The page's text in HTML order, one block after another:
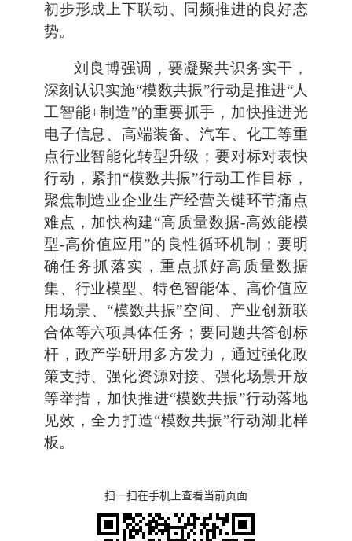
初步形成上下联动、同频推进的良好态
势。
刘良博强调，要凝聚共识务实干，
深刻认识实施“模数共振”行动是推进“人
工智能+制造”的重要抓手，加快推进光
电子信息、高端装备、汽车、化工等重
点行业智能化转型升级；要对标对表快
行动，紧扣“模数共振”行动工作目标，
聚焦制造业企业生产经营关键环节痛点
难点，加快构建“高质量数据-高效能模
型-高价值应用”的良性循环机制；要明
确任务抓落实，重点抓好高质量数据
集、行业模型、特色智能体、高价值应
用场景、“模数共振”空间、产业创新联
合体等六项具体任务；要同题共答创标
杆，政产学研用多方发力，通过强化政
策支持、强化资源对接、强化场景开放
等举措，加快推进“模数共振”行动落地
见效，全力打造“模数共振”行动湖北样
板。
扫一扫在手机上查看当前页面